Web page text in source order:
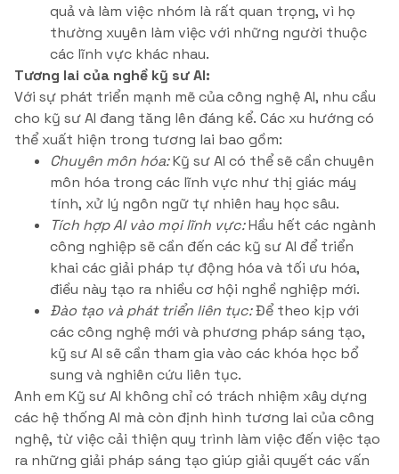
quả và làm việc nhóm là rất quan trọng, vì họ
thường xuyên làm việc với những người thuộc
các lĩnh vực khác nhau.
Tương lai của nghề kỹ sư AI:
Với sự phát triển mạnh mẽ của công nghệ AI, nhu cầu
cho kỹ sư AI đang tăng lên đáng kể. Các xu hướng có
thể xuất hiện trong tương lai bao gồm:
Chuyên môn hóa:Kỹ sư AI có thể sẽ cần chuyên
môn hóa trong các lĩnh vực như thị giác máy
tính, xử lý ngôn ngữ tự nhiên hay học sâu.
Tích hợp AI vào mọi lĩnh vực:Hầu hết các ngành
công nghiệp sẽ cần đến các kỹ sư AI để triển
khai các giải pháp tự động hóa và tối ưu hóa,
điều này tạo ra nhiều cơ hội nghề nghiệp mới.
Đào tạo và phát triển liên tục:Để theo kịp với
các công nghệ mới và phương pháp sáng tạo,
kỹ sư AI sẽ cần tham gia vào các khóa học bổ
sung và nghiên cứu liên tục.
Anh em Kỹ sư AI không chỉ có trách nhiệm xây dựng
các hệ thống AI mà còn định hình tương lai của công
nghệ, từ việc cải thiện quy trình làm việc đến việc tạo
ra những giải pháp sáng tạo giúp giải quyết các vấn